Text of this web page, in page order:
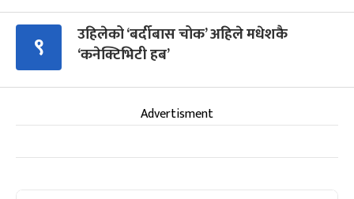
९
उहिलेको ‘बर्दीबास चोक’ अहिले मधेशकै
‘कनेक्टिभिटी हब’
Advertisment